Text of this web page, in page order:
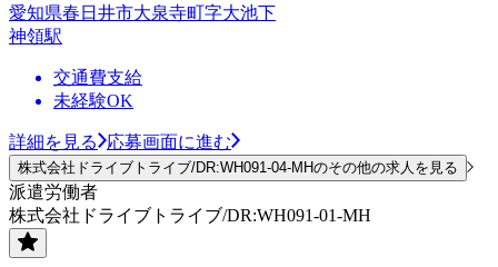
愛知県春日井市大泉寺町字大池下
神領駅
交通費支給
未経験OK
詳細を見る 応募画面に進む
株式会社ドライブトライブ/DR:WH091-04-MHのその他の求人を見る
派遣労働者
株式会社ドライブトライブ/DR:WH091-01-MH